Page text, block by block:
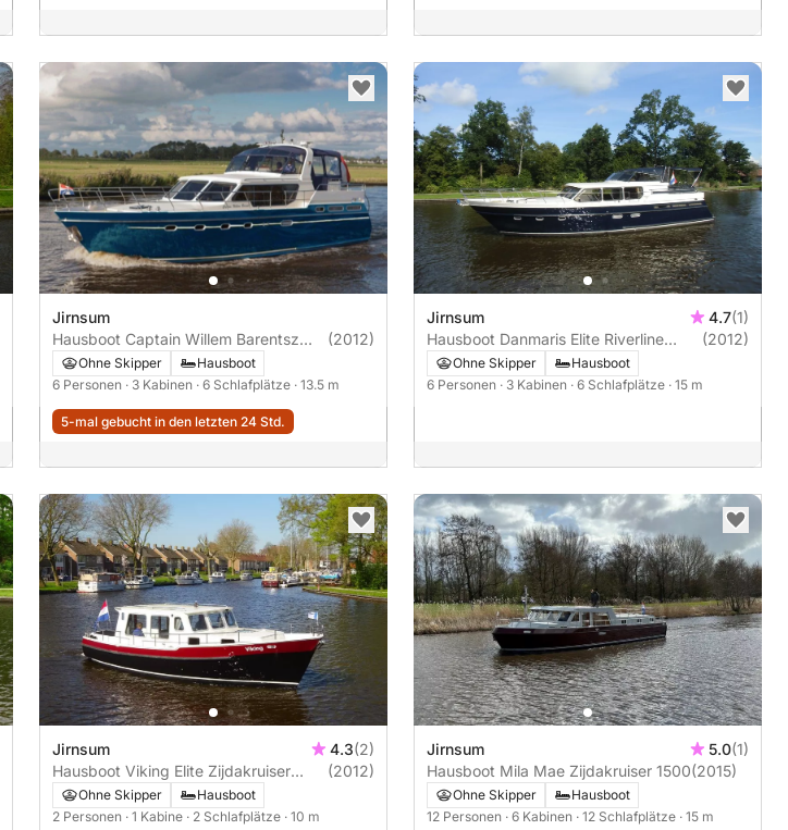
Jirnsum
Hausboot Captain Willem Barentsz
Elite Catfish 1300 159PS
(2012)
Ohne Skipper
Hausboot
6 Personen · 3 Kabinen · 6 Schlafplätze · 13.5 m
5-mal gebucht in den letzten 24 Std.
Jirnsum 4.7(1)
Hausboot Danmaris Elite Riverline
1500 150PS
(2012)
Ohne Skipper
Hausboot
6 Personen · 3 Kabinen · 6 Schlafplätze · 15 m
Jirnsum 4.3(2)
Hausboot Viking Elite Zijdakruiser
1000
(2012)
Ohne Skipper
Hausboot
2 Personen · 1 Kabine · 2 Schlafplätze · 10 m
Jirnsum 5.0(1)
Hausboot Mila Mae Zijdakruiser 1500(2015)
Ohne Skipper
Hausboot
12 Personen · 6 Kabinen · 12 Schlafplätze · 15 m